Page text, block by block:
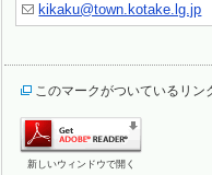
kikaku@town.kotake.lg.jp
このマークがついているリ
新しいウィンドウで開く